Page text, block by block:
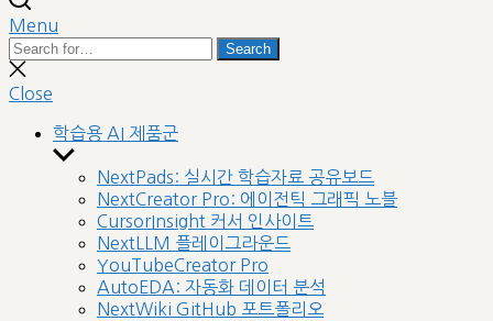
Menu
Search
for:
Search
Close
search
Close
학습용 AI 제품군
Show
sub
menu
NextPads: 실시간 학습자료 공유보드
NextCreator Pro: 에이전틱 그래픽 노블
CursorInsight 커서 인사이트
NextLLM 플레이그라운드
YouTubeCreator Pro
AutoEDA: 자동화 데이터 분석
NextWiki GitHub 포트폴리오